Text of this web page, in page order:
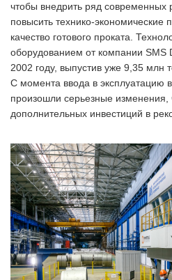
чтобы внедрить ряд современных
повысить технико-экономические
качество готового проката.
оборудованием от компании
2002 году, выпустив уже 9,35 млн
С момента ввода в эксплуатацию
произошли серьезные изменения,
дополнительных инвестиций в